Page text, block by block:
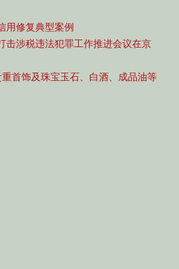
用修复典型案例
击涉税违法犯罪工作推进会议在京
首饰及珠宝玉石、白酒、成品油等